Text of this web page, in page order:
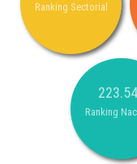
Ranking Sectorial
Ranking